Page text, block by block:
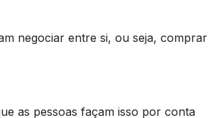
negociar entre si, ou seja, comprar
as pessoas façam isso por conta